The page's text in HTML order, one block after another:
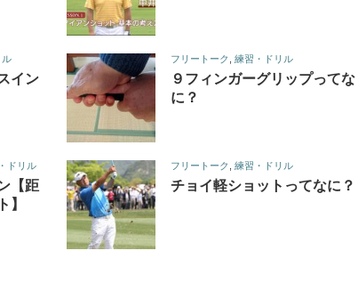
ル
イン
フリートーク 練習・ドリル
９フィンガーグリップってな
に？
ドリル
【距
】
フリートーク 練習・ドリル
チョイ軽ショットってなに？